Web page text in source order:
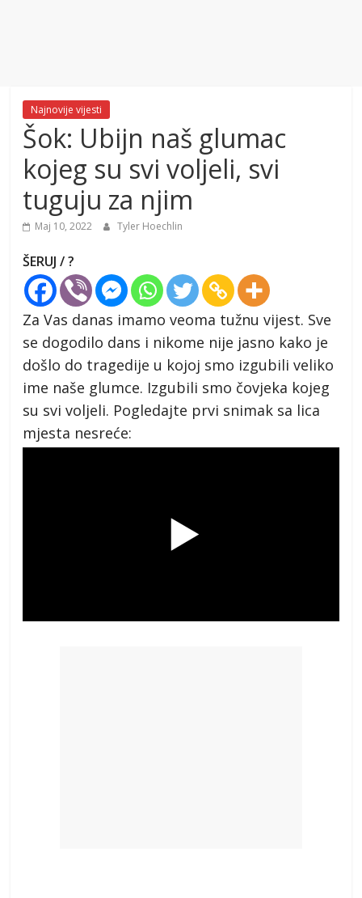
Najnovije vijesti
Šok: Ubijn naš glumac
kojeg su svi voljeli, svi
tuguju za njim
Maj 10, 2022 Tyler Hoechlin
ŠERUJ / ?
Za Vas danas imamo veoma tužnu vijest. Sve
se dogodilo dans i nikome nije jasno kako je
došlo do tragedije u kojoj smo izgubili veliko
ime naše glumce. Izgubili smo čovjeka kojeg
su svi voljeli. Pogledajte prvi snimak sa lica
mjesta nesreće: